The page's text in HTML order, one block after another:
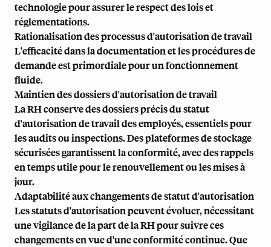
technologie pour assurer le respect des lois et
réglementations.
Rationalisation des processus d'autorisation de travail
L'efficacité dans la documentation et les procédures de
demande est primordiale pour un fonctionnement
fluide.
Maintien des dossiers d'autorisation de travail
La RH conserve des dossiers précis du statut
d'autorisation de travail des employés, essentiels pour
les audits ou inspections. Des plateformes de stockage
sécurisées garantissent la conformité, avec des rappels
en temps utile pour le renouvellement ou les mises à
jour.
Adaptabilité aux changements de statut d'autorisation
Les statuts d'autorisation peuvent évoluer, nécessitant
une vigilance de la part de la RH pour suivre ces
changements en vue d'une conformité continue. Que